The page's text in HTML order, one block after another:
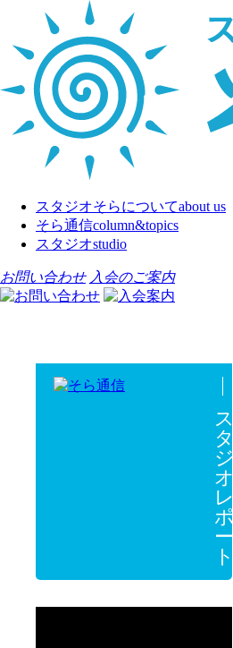
スタジオそらについてabout us
そら通信column&topics
スタジオstudio
お問い合わせ 入会のご案内
ス
タ
ジ
オ
レ
ポ
ー
ト